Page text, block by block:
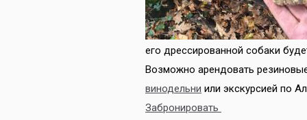
его дрессированной собаки
Возможно арендовать
винодельни или экскурсией по
Забронировать